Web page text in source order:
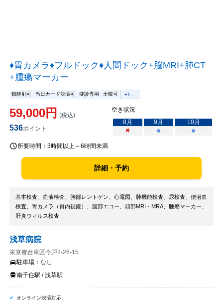
♦胃カメラ♦フルドック♦人間ドック+脳MRI+肺CT
+腫瘍マーカー
鎮静剤可 当日カード決済可 健診専用 土曜可 +1...
59,000円 (税込)
536ポイント
空き状況
8月 9月 10月
×
○ ○
所要時間： 3時間以上～6時間未満
詳細・予約
基本検査、血液検査、胸部レントゲン、心電図、肺機能検査、尿検査、便潜血
検査、胃カメラ（胃内視鏡）、腹部エコー、頭部MRI・MRA、腫瘍マーカー、
肝炎ウィルス検査
浅草病院
東京都台東区今戸2-26-15
駐車場： なし
南千住駅 / 浅草駅
オンライン決済対応